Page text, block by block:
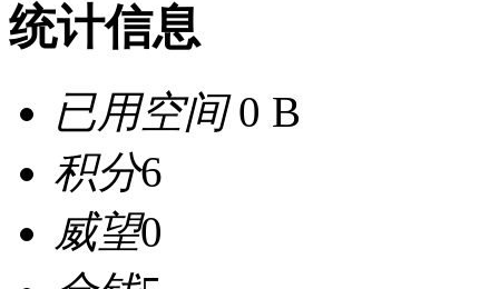
统计信息
已用空间0 B
积分6
威望0